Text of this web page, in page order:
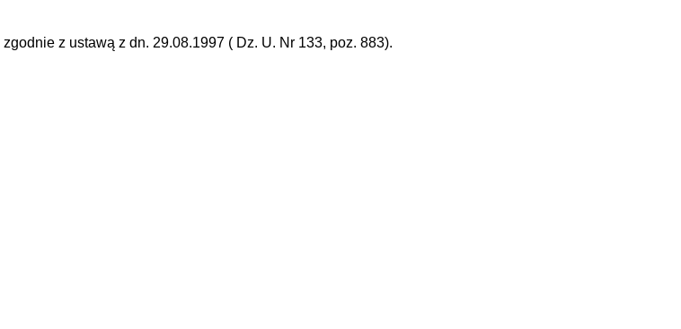
z ustawą z dn. 29.08.1997 ( Dz. U. Nr 133, poz. 883).